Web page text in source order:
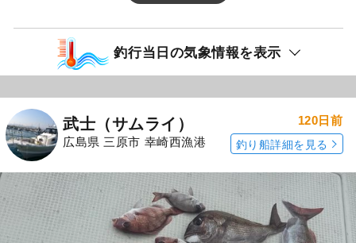
釣行当日の気象情報を表示
武士（サムライ）
広島県 三原市 幸崎西漁港
120日前
釣り船詳細を見る